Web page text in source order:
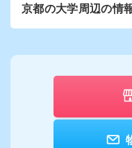
京都の大学周辺の情